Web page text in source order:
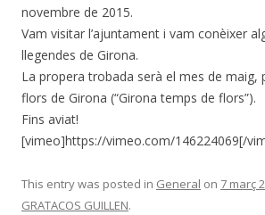
novembre de 2015.
Vam visitar l’ajuntament i vam conèixer
llegendes de Girona.
La propera trobada serà el mes de maig,
flors de Girona (“Girona temps de flors”).
Fins aviat!
[vimeo]https://vimeo.com/146224069[/
This entry was posted in General on 7 març
GRATACOS GUILLEN.